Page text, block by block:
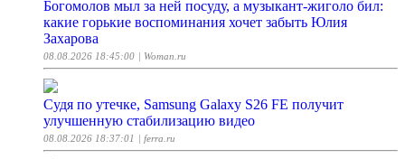
Богомолов мыл за ней посуду, а музыкант-жиголо бил:
какие горькие воспоминания хочет забыть Юлия
Захарова
08.08.2026 18:45:00 | Woman.ru
Судя по утечке, Samsung Galaxy S26 FE получит
улучшенную стабилизацию видео
08.08.2026 18:37:01 | ferra.ru